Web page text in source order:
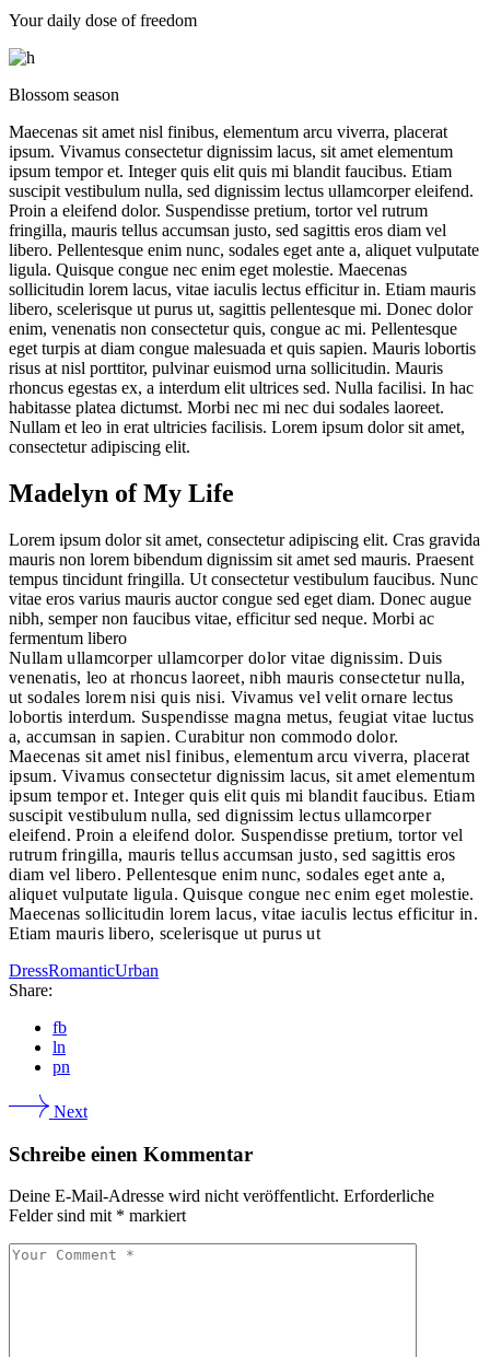
Your daily dose of freedom
Blossom season
Maecenas sit amet nisl finibus, elementum arcu viverra, placerat
ipsum. Vivamus consectetur dignissim lacus, sit amet elementum
ipsum tempor et. Integer quis elit quis mi blandit faucibus. Etiam
suscipit vestibulum nulla, sed dignissim lectus ullamcorper eleifend.
Proin a eleifend dolor. Suspendisse pretium, tortor vel rutrum
fringilla, mauris tellus accumsan justo, sed sagittis eros diam vel
libero. Pellentesque enim nunc, sodales eget ante a, aliquet vulputate
ligula. Quisque congue nec enim eget molestie. Maecenas
sollicitudin lorem lacus, vitae iaculis lectus efficitur in. Etiam mauris
libero, scelerisque ut purus ut, sagittis pellentesque mi. Donec dolor
enim, venenatis non consectetur quis, congue ac mi. Pellentesque
eget turpis at diam congue malesuada et quis sapien. Mauris lobortis
risus at nisl porttitor, pulvinar euismod urna sollicitudin. Mauris
rhoncus egestas ex, a interdum elit ultrices sed. Nulla facilisi. In hac
habitasse platea dictumst. Morbi nec mi nec dui sodales laoreet.
Nullam et leo in erat ultricies facilisis. Lorem ipsum dolor sit amet,
consectetur adipiscing elit.
Madelyn of My Life
Lorem ipsum dolor sit amet, consectetur adipiscing elit. Cras gravida
mauris non lorem bibendum dignissim sit amet sed mauris. Praesent
tempus tincidunt fringilla. Ut consectetur vestibulum faucibus. Nunc
vitae eros varius mauris auctor congue sed eget diam. Donec augue
nibh, semper non faucibus vitae, efficitur sed neque. Morbi ac
fermentum libero
Nullam ullamcorper ullamcorper dolor vitae dignissim. Duis
venenatis, leo at rhoncus laoreet, nibh mauris consectetur nulla,
ut sodales lorem nisi quis nisi. Vivamus vel velit ornare lectus
lobortis interdum. Suspendisse magna metus, feugiat vitae luctus
a, accumsan in sapien. Curabitur non commodo dolor.
Maecenas sit amet nisl finibus, elementum arcu viverra, placerat
ipsum. Vivamus consectetur dignissim lacus, sit amet elementum
ipsum tempor et. Integer quis elit quis mi blandit faucibus. Etiam
suscipit vestibulum nulla, sed dignissim lectus ullamcorper
eleifend. Proin a eleifend dolor. Suspendisse pretium, tortor vel
rutrum fringilla, mauris tellus accumsan justo, sed sagittis eros
diam vel libero. Pellentesque enim nunc, sodales eget ante a,
aliquet vulputate ligula. Quisque congue nec enim eget molestie.
Maecenas sollicitudin lorem lacus, vitae iaculis lectus efficitur in.
Etiam mauris libero, scelerisque ut purus ut
DressRomanticUrban
Share:
fb
ln
pn
Next
Schreibe einen Kommentar
Deine E-Mail-Adresse wird nicht veröffentlicht. Erforderliche
Felder sind mit * markiert